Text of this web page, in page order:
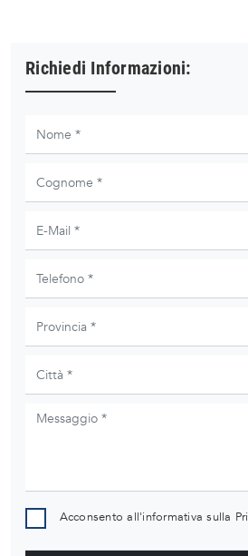
Richiedi Informazioni:
Acconsento all'informativa sulla